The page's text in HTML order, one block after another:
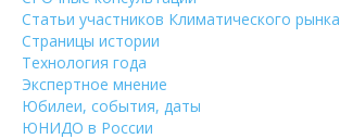
Статьи участников Климатического рынка
Страницы истории
Технология года
Экспертное мнение
Юбилеи, события, даты
ЮНИДО в России